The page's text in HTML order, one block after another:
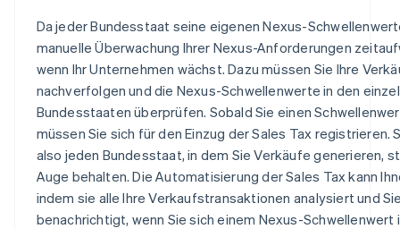
Da jeder Bundesstaat seine eigenen Nexus-
manuelle Überwachung Ihrer Nexus-Anforderungen
wenn Ihr Unternehmen wächst. Dazu müssen Sie Ihre
nachverfolgen und die Nexus-Schwellenwerte in den
Bundesstaaten überprüfen. Sobald Sie einen
müssen Sie sich für den Einzug der Sales Tax registrieren.
also jeden Bundesstaat, in dem Sie Verkäufe generieren,
Auge behalten. Die Automatisierung der Sales Tax kann
indem sie alle Ihre Verkaufstransaktionen analysiert und
benachrichtigt, wenn Sie sich einem Nexus-Schwellenwert